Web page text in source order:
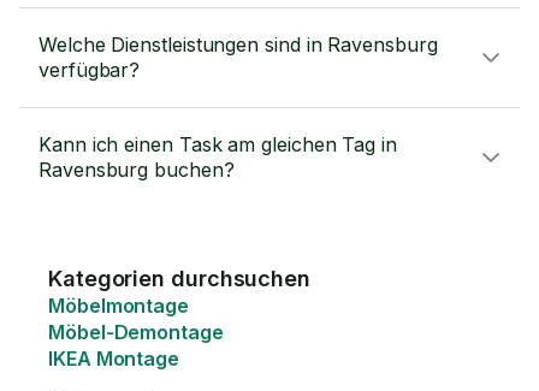
Welche Dienstleistungen sind in Ravensburg
verfügbar?
Kann ich einen Task am gleichen Tag in
Ravensburg buchen?
Kategorien durchsuchen
Möbelmontage
Möbel-Demontage
IKEA Montage